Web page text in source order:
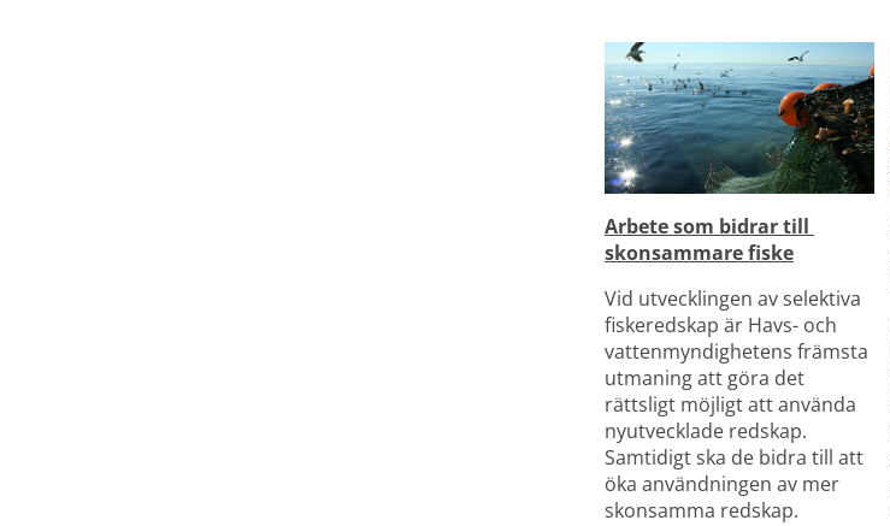
Arbete som bidrar till
skonsammare fiske
Vid utvecklingen av selektiva
fiskeredskap är Havs- och
vattenmyndighetens främsta
utmaning att göra det
rättsligt möjligt att använda
nyutvecklade redskap.
Samtidigt ska de bidra till att
öka användningen av mer
skonsamma redskap.